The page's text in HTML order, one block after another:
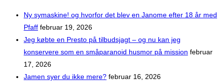
Ny symaskine! og hvorfor det blev en Janome efter 18 år med
Pfaff februar 19, 2026
Jeg købte en Presto på tilbudsjagt – og nu kan jeg
konservere som en småparanoid husmor på mission februar
17, 2026
Jamen syer du ikke mere? februar 16, 2026